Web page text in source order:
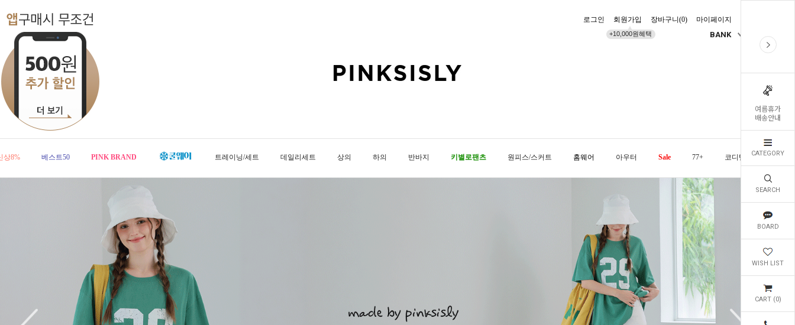
여름휴가
배송안내
CATEGORY
SEARCH
BOARD
WISH LIST
CART (0)
로그인 회원가입
+10,000원혜택
장바구니(0) 마이페이지
BANK
상8% 베스트50 PINK BRAND 트레이닝/세트 데일리세트 상의 하의 반바지 키별로팬츠 원피스/스커트 홈웨어 아우터 Sale 77+ 코디템 오늘발송